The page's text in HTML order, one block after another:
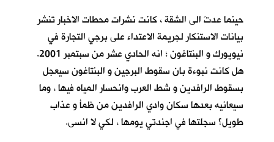
حينما عدتَ الى الشقة ، كانت نشرات محطات الاخبار تنشر
بيانات الاستنكار لجريمة الاعتداء على برجي التجارة في
نيويورك و البنتاغون ؛ انه الحادي عشر من سبتمبر 2001.
هل كانت نبوءة بان سقوط البرجين و البنتاغون سيعجل
بسقوط الرافدين و شط العرب وانحسار المياه فيها ، وما
سيعانيه بعدها سكان وادي الرافدين من ظمأ و عذاب
طويل؟ سجلتها في اجندتي يومها ، لكي لا انسى.